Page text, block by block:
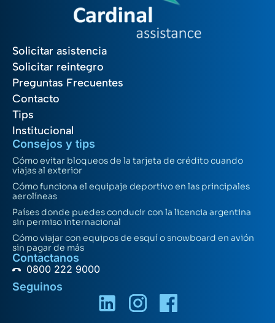
Solicitar asistencia
Solicitar reintegro
Preguntas Frecuentes
Contacto
Tips
Institucional
Consejos y tips
Cómo evitar bloqueos de la tarjeta de crédito cuando
viajas al exterior
Cómo funciona el equipaje deportivo en las principales
aerolíneas
Países donde puedes conducir con la licencia argentina
sin permiso internacional
Cómo viajar con equipos de esquí o snowboard en avión
sin pagar de más
Contactanos
0800 222 9000
Seguinos